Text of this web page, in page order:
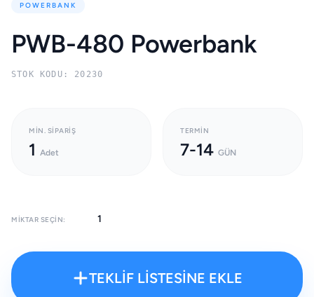
POWERBANK
PWB-480 Powerbank
STOK KODU: 20230
MIN. SIPARIŞ
1 Adet
TERMIN
7-14 GÜN
MIKTAR SEÇIN:
TEKLİF LİSTESİNE EKLE